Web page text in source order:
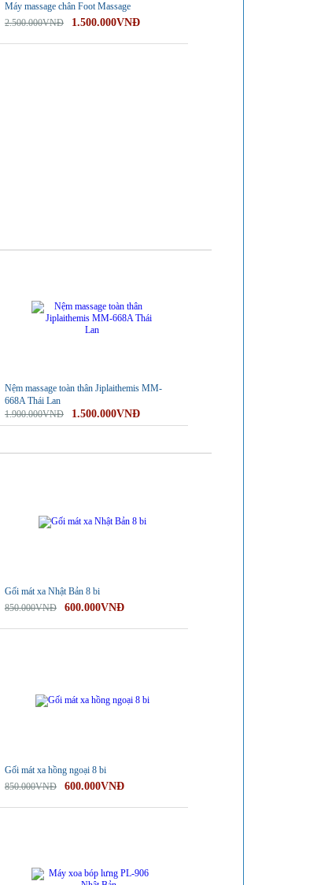
Máy massage chân Foot Massage
2.500.000VNĐ
1.500.000VNĐ
Nệm massage toàn thân Jiplaithemis MM-
668A Thái Lan
1.900.000VNĐ
1.500.000VNĐ
Gối mát xa Nhật Bản 8 bi
850.000VNĐ
600.000VNĐ
Gối mát xa hồng ngoại 8 bi
850.000VNĐ
600.000VNĐ